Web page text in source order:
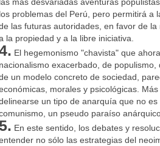
las más desvariadas aventuras
los problemas del Perú, pero permitirá a
las futuras autoridades, en favor de
la propiedad y a la libre iniciativa.
El hegemonismo "chavista" que
nacionalismo exacerbado, de
un modelo concreto de sociedad,
morales y psicológicas.
un tipo de anarquía que no
un pseudo paraíso
5. En este sentido, los debates y
no sólo las estrategias del